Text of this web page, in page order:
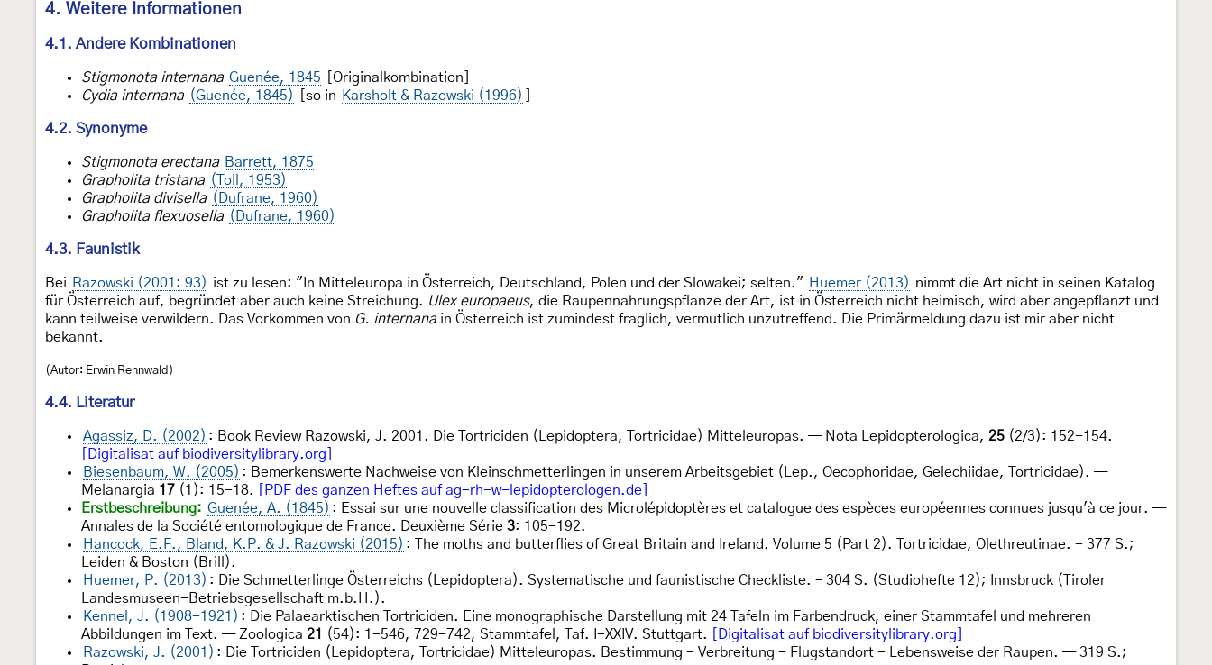
4. Weitere Informationen
4.1. Andere Kombinationen
Stigmonota internana Guenée, 1845
[Originalkombination]
Cydia internana (Guenée, 1845) [so in Karsholt & Razowski (1996)
4.2. Synonyme
Stigmonota erectana Barrett, 1875
Grapholita tristana (Toll, 1953)
Grapholita divisella (Dufrane, 1960)
Grapholita flexuosella (Dufrane, 1960)
4.3. Faunistik
Bei Razowski (2001: 93) ist zu lesen: "In Mitteleuropa in Österreich, Deutschland, Polen und der Slowakei; selten." Huemer (2013) nimmt die Art nicht in seinen Katalog
für Österreich auf, begründet aber auch keine Streichung. Ulex europaeus, die Raupennahrungspflanze der Art, ist in Österreich nicht heimisch, wird aber angepflanzt und
kann teilweise verwildern. Das Vorkommen von G. internanain Österreich ist zumindest fraglich, vermutlich unzutreffend. Die Primärmeldung dazu ist mir aber nicht
bekannt.
(Autor: Erwin Rennwald)
4.4. Literatur
Agassiz, D. (2002) : Book Review Razowski, J. 2001. Die Tortriciden (Lepidoptera, Tortricidae) Mitteleuropas. — Nota Lepidopterologica, 25 (2/3): 152-154.
[Digitalisat auf biodiversitylibrary.org]
Biesenbaum, W. (2005) : Bemerkenswerte Nachweise von Kleinschmetterlingen in unserem Arbeitsgebiet (Lep., Oecophoridae, Gelechiidae, Tortricidae). —
Melanargia 17 (1): 15-18.
[PDF des ganzen Heftes auf ag-rh-w-lepidopterologen.de]
Erstbeschreibung: Guenée, A. (1845) : Essai sur une nouvelle classification des Microlépidoptères et catalogue des espèces européennes connues jusqu'à ce jour. —
Annales de la Société entomologique de France. Deuxième Série 3: 105-192.
Hancock, E.F., Bland, K.P. & J. Razowski (2015) : The moths and butterflies of Great Britain and Ireland. Volume 5 (Part 2). Tortricidae, Olethreutinae. - 377 S.;
Leiden & Boston (Brill).
Huemer, P. (2013) : Die Schmetterlinge Österreichs (Lepidoptera). Systematische und faunistische Checkliste. – 304 S. (Studiohefte 12); Innsbruck (Tiroler
Landesmuseen-Betriebsgesellschaft m.b.H.).
Kennel, J. (1908-1921) : Die Palaearktischen Tortriciden. Eine monographische Darstellung mit 24 Tafeln im Farbendruck, einer Stammtafel und mehreren
Abbildungen im Text. — Zoologica 21 (54): 1-546, 729-742, Stammtafel, Taf. I-XXIV. Stuttgart.
[Digitalisat auf biodiversitylibrary.org]
Razowski, J. (2001) : Die Tortriciden (Lepidoptera, Tortricidae) Mitteleuropas. Bestimmung - Verbreitung - Flugstandort - Lebensweise der Raupen. — 319 S.;